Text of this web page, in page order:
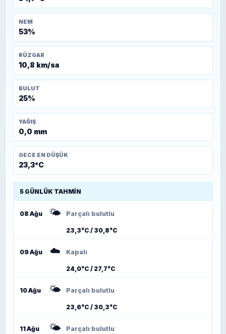
NEM
53%
RÜZGAR
10,8 km/sa
BULUT
25%
YAĞIŞ
0,0 mm
GECE EN DÜŞÜK
23,3°C
5 GÜNLÜK TAHMIN
08 Ağu 🌤️ Parçalı bulutlu
23,3°C / 30,8°C
09 Ağu ☁️ Kapalı
24,0°C / 27,7°C
10 Ağu 🌤️ Parçalı bulutlu
23,6°C / 30,3°C
11 Ağu 🌤️ Parçalı bulutlu